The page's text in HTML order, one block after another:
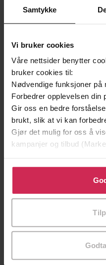
Samtykke
Vi bruker cookies
Våre nettsider benytter
bruker cookies til:
Nødvendige funksjoner på
Forbedrer opplevelsen din
Gir oss en bedre
brukt, slik at vi kan
Gjør det mulig for oss å
kampanjer og tilbud
Klikk på «Godta alle» for
bruke cookies for alle
tilpasse ditt samtykke til
Andre har også
Vinner av Rivertonprisen
299,-
Jo Nesbø